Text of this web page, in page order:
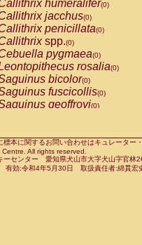
(0)
Pithecia monachus
Pithecia pithecia(0)
Cercocebus agilis
Cercocebus
Cercocebus
Cercocebus
Cercocebus
Cercocebushybrid
Papio anubis(0)
Papio cynocephalus
Papio hamadryas(0)
humeralifer(0)
jacchus(0)
penicillata(0)
spp.(0)
pygmaea(0)
rosalia(0)
bicolor(0)
fuscicollis(0)
geoffroyi(0)
leucopus(0)
midas(0)
Saguinus mystax(0)
標本に関するお問い合わせはキュレータ
All rights reserved.
ーセンター 愛知県犬山市大字犬山字官
有効:令和4年5月30日 取扱責任者:綿貫宏